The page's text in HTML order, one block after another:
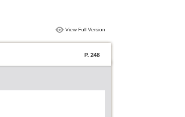
View Full Version
P. 248